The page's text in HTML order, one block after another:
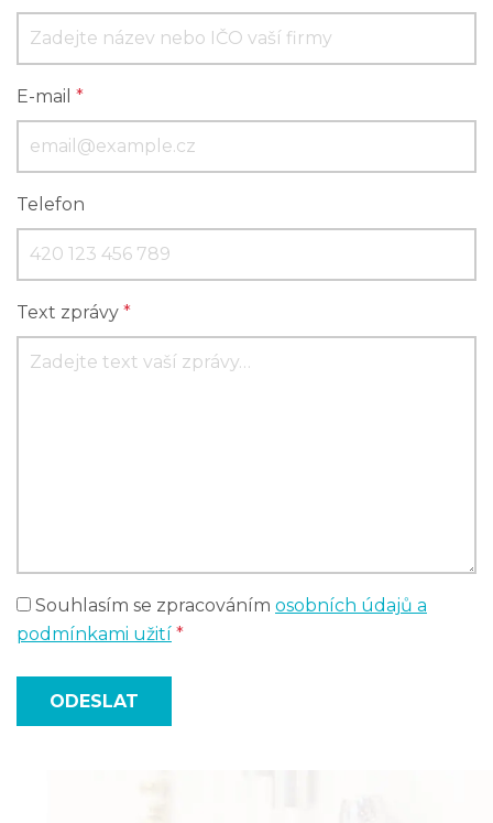
E-mail *
Telefon
Text zprávy *
Souhlasím se zpracováním osobních údajů a
podmínkami užití *
ODESLAT